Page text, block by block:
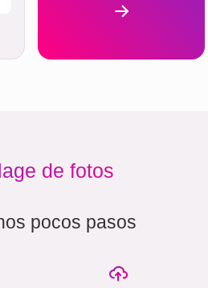
de fotos
pocos pasos